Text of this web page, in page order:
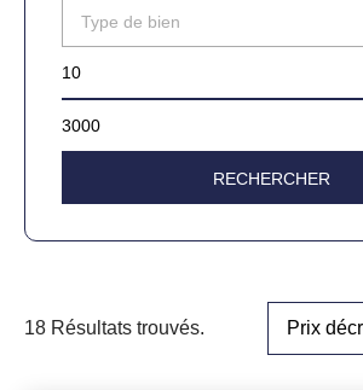
Type de bien
18 Résultats trouvés.